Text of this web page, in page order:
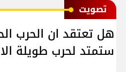
ﺗﺼﻮﻳﺖ
هل تعتقد ان الحرب
ستمتد لحرب طويلة